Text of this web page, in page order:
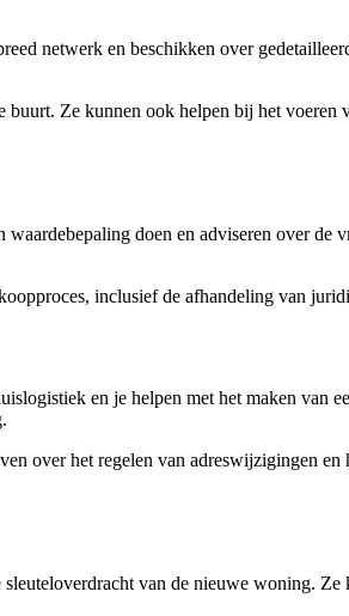
netwerk en beschikken over
buurt. Ze kunnen ook helpen bij het voeren
doen en adviseren over de
inclusief de afhandeling van
en je helpen met het maken van
over het regelen van adreswijzigingen en
van de nieuwe woning. Ze